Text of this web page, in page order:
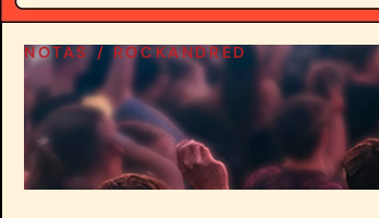
NOTAS /ROCKANDRED